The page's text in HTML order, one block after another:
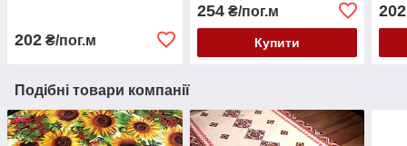
202 ₴/пог.м
Універсальна Зелений
Бамбук
254₴/пог.м
Купити
202
Подібні товари компанії